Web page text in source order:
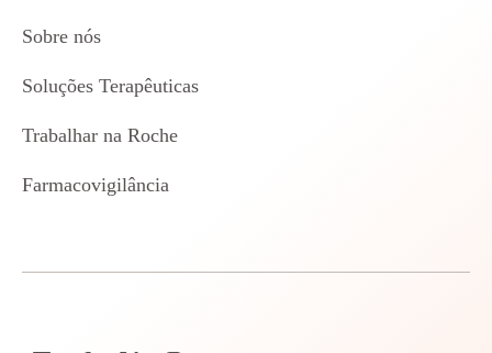
Sobre nós
Soluções Terapêuticas
Trabalhar na Roche
Farmacovigilância